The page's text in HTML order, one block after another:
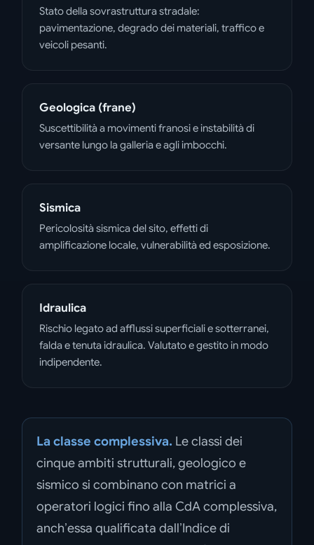
Stato della sovrastruttura stradale:
pavimentazione, degrado dei materiali, traffico e
veicoli pesanti.
Geologica (frane)
Suscettibilità a movimenti franosi e instabilità di
versante lungo la galleria e agli imbocchi.
Sismica
Pericolosità sismica del sito, effetti di
amplificazione locale, vulnerabilità ed esposizione.
Idraulica
Rischio legato ad afflussi superficiali e sotterranei,
falda e tenuta idraulica. Valutato e gestito in modo
indipendente.
La classe complessiva. Le classi dei
cinque ambiti strutturali, geologico e
sismico si combinano con matrici a
operatori logici fino alla CdA complessiva,
anch’essa qualificata dall’Indice di